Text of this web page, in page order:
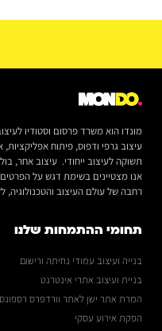
מונדו הוא משרד פרסום וסטודיו
עיצוב גרפי ודפוס, פיתוח
תשוקה לעיצוב ייחודי. עיצוב אחר,
אנו מצטיינים בשימת דגש על
רחבה של עולם העיצוב והטכנולוגיה,
תחומי ההתמחות שלנו
בנייה ועיצוב עמודי נחיתה ורישום
בניית ועיצוב אתרי אינטרנט
המרת אתר ישן לאתר וורדפרס
הפקת אירוע עסקי